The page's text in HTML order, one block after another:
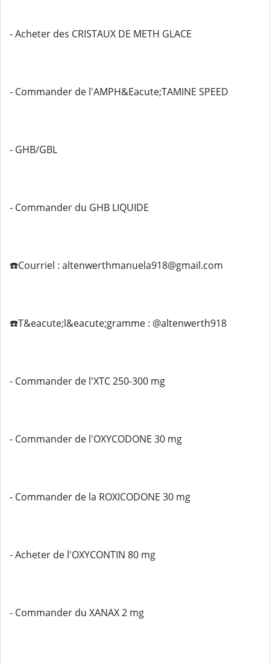
- Acheter des CRISTAUX DE METH GLACE
- Commander de l'AMPH&Eacute;TAMINE SPEED
- GHB/GBL
- Commander du GHB LIQUIDE
☎️Courriel : altenwerthmanuela918@gmail.com
☎️T&eacute;l&eacute;gramme : @altenwerth918
- Commander de l'XTC 250-300 mg
- Commander de l'OXYCODONE 30 mg
- Commander de la ROXICODONE 30 mg
- Acheter de l'OXYCONTIN 80 mg
- Commander du XANAX 2 mg